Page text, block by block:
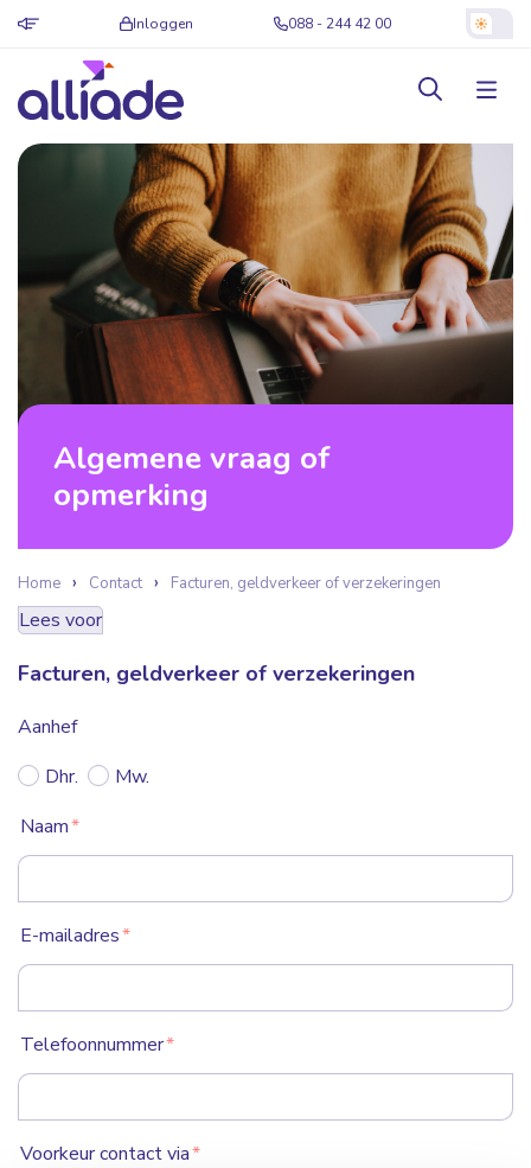
Inloggen 088 - 244 42 00
Algemene vraag of
opmerking
Home Contact Facturen, geldverkeer of verzekeringen
Lees voor
Facturen, geldverkeer of verzekeringen
Aanhef
Dhr.
Mw.
Naam*
E-mailadres*
Telefoonnummer*
Voorkeur contact via*